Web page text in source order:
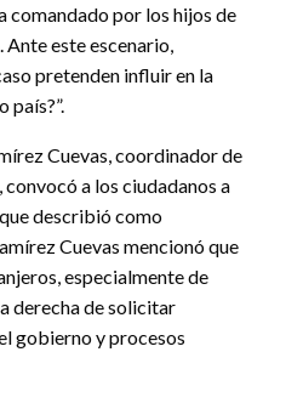
comandado por los hijos de
Ante este escenario,
pretenden influir en la
país?”.
Cuevas, coordinador de
a los ciudadanos a
describió como
Cuevas mencionó que
especialmente de
derecha de solicitar
gobierno y procesos